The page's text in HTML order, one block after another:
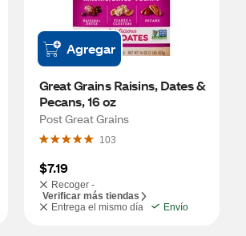
Agregar
Great Grains Raisins, Dates &
Pecans, 16 oz
Post Great Grains
103
$7.19
Recoger -
Verificar más tiendas
Entrega el mismo día
Envío